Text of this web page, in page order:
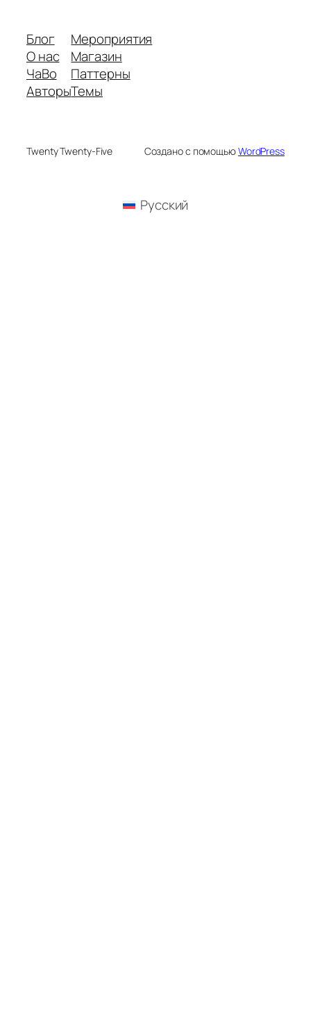
Блог
О нас
ЧаВо
Авторы
Мероприятия
Магазин
Паттерны
Темы
Twenty Twenty-Five Создано с помощьюWordPress
Русский